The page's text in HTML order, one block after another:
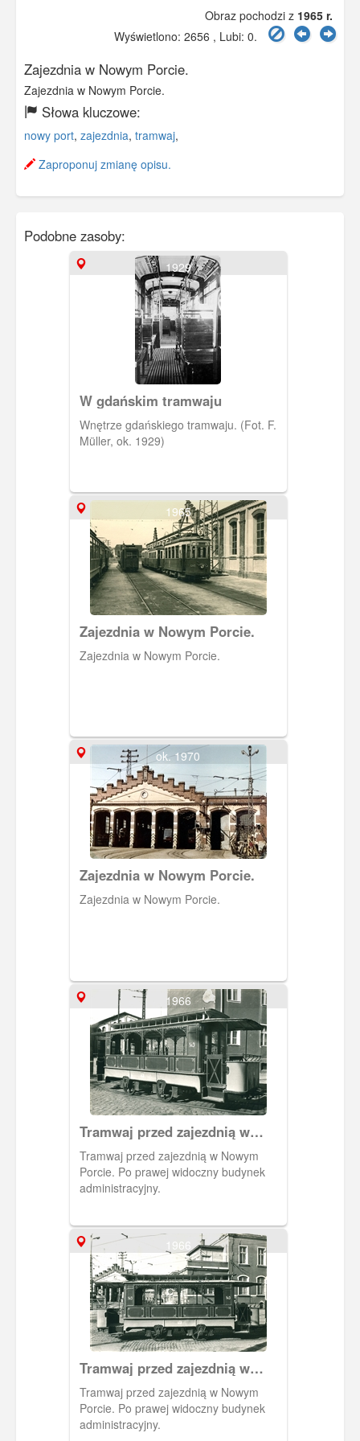
Obraz pochodzi z 1965 r.
Wyświetlono: 2656 , Lubi: 0.
Zajezdnia w Nowym Porcie.
Zajezdnia w Nowym Porcie.
Słowa kluczowe:
nowy port, zajezdnia, tramwaj,
Zaproponuj zmianę opisu.
Podobne zasoby:
1929
W gdańskim tramwaju
Wnętrze gdańskiego tramwaju. (Fot. F.
Müller, ok. 1929)
1965
Zajezdnia w Nowym Porcie.
Zajezdnia w Nowym Porcie.
ok. 1970
Zajezdnia w Nowym Porcie.
Zajezdnia w Nowym Porcie.
1966
Tramwaj przed zajezdnią w
Nowym Porcie.
Tramwaj przed zajezdnią w Nowym
Porcie. Po prawej widoczny budynek
administracyjny.
1966
Tramwaj przed zajezdnią w
Nowym Porcie.
Tramwaj przed zajezdnią w Nowym
Porcie. Po prawej widoczny budynek
administracyjny.